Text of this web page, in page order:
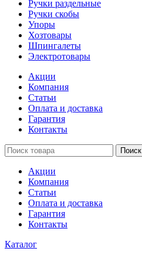
Ручки раздельные
Ручки скобы
Упоры
Хозтовары
Шпингалеты
Электротовары
Акции
Компания
Статьи
Оплата и доставка
Гарантия
Контакты
Поиск
Акции
Компания
Статьи
Оплата и доставка
Гарантия
Контакты
Каталог